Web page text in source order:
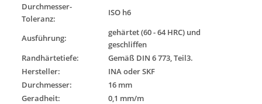
Durchmesser-
Toleranz:
ISO h6
Ausführung:
gehärtet (60 - 64 HRC) und
geschliffen
Randhärtetiefe:
Gemäß DIN 6 773, Teil3.
Hersteller:
INA oder SKF
Durchmesser:
16 mm
Geradheit:
0,1 mm/m